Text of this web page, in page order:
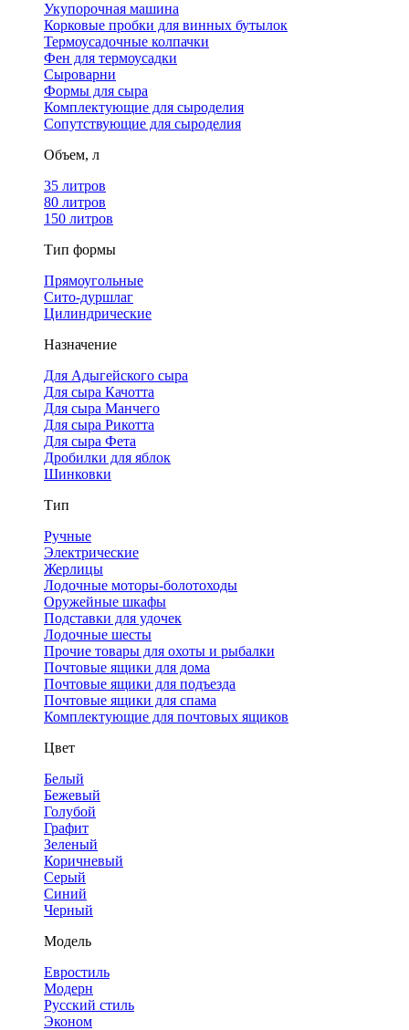
Укупорочная машина
Корковые пробки для винных бутылок
Термоусадочные колпачки
Фен для термоусадки
Сыроварни
Формы для сыра
Комплектующие для сыроделия
Сопутствующие для сыроделия
Объем, л
35 литров
80 литров
150 литров
Тип формы
Прямоугольные
Сито-дуршлаг
Цилиндрические
Назначение
Для Адыгейского сыра
Для сыра Качотта
Для сыра Манчего
Для сыра Рикотта
Для сыра Фета
Дробилки для яблок
Шинковки
Тип
Ручные
Электрические
Жерлицы
Лодочные моторы-болотоходы
Оружейные шкафы
Подставки для удочек
Лодочные шесты
Прочие товары для охоты и рыбалки
Почтовые ящики для дома
Почтовые ящики для подъезда
Почтовые ящики для спама
Комплектующие для почтовых ящиков
Цвет
Белый
Бежевый
Голубой
Графит
Зеленый
Коричневый
Серый
Синий
Черный
Модель
Евростиль
Модерн
Русский стиль
Эконом